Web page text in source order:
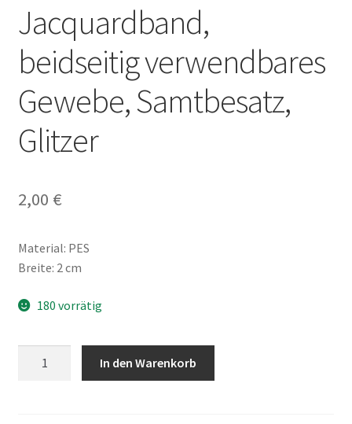
Jacquardband,
beidseitig verwendbares
Gewebe, Samtbesatz,
Glitzer
2,00 €
Material: PES
Breite: 2 cm
180 vorrätig
In den Warenkorb